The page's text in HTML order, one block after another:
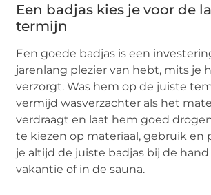
Een badjas kies je voor de
termijn
Een goede badjas is een
jarenlang plezier van hebt, mits je
verzorgt. Was hem op de juiste
vermijd wasverzachter als het
verdraagt en laat hem goed
te kiezen op materiaal, gebruik en
je altijd de juiste badjas bij de
vakantie of in de sauna.